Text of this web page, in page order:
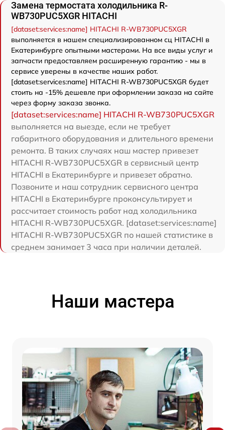
Замена термостата холодильника R-
WB730PUC5XGR HITACHI
[dataset:services:name] HITACHI R-WB730PUC5XGR
выполняется в нашем специализированном сц HITACHI в
Екатеринбурге опытными мастерами. На все виды услуг и
запчасти предоставляем расширенную гарантию - мы в
сервисе уверены в качестве наших работ.
[dataset:services:name] HITACHI R-WB730PUC5XGR будет
стоить на -15% дешевле при оформлении заказа на сайте
через форму заказа звонка.
[dataset:services:name] HITACHI R-WB730PUC5XGR
выполняется на выезде, если не требует
габаритного оборудования и длительного времени
ремонта. В таких случаях наш мастер привезет
HITACHI R-WB730PUC5XGR в сервисный центр
HITACHI в Екатеринбурге и привезет обратно.
Позвоните и наш сотрудник сервисного центра
HITACHI в Екатеринбурге проконсультирует и
рассчитает стоимость работ над холодильника
HITACHI R-WB730PUC5XGR. [dataset:services:name]
HITACHI R-WB730PUC5XGR по нашей статистике в
среднем занимает 3 часа при наличии деталей.
Наши мастера